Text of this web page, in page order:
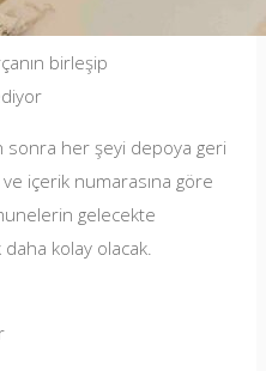
birleşip
her şeyi depoya geri
içerik numarasına göre
gelecekte
daha kolay olacak.